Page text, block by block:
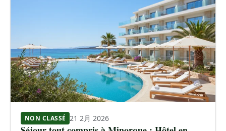
NON CLASSÉ 21 2月 2026